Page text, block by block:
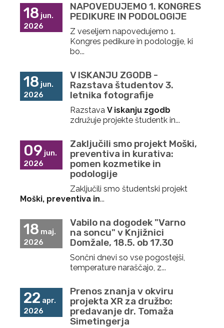
18 jun.
2026
NAPOVEDUJEMO 1. KONGRES
PEDIKURE IN PODOLOGIJE
Z veseljem napovedujemo 1.
Kongres pedikure in podologije, ki
bo...
18 jun.
2026
V ISKANJU ZGODB -
Razstava študentov 3.
letnika fotografije
Razstava V iskanju zgodb
združuje projekte študentk in...
09 jun.
2026
Zaključili smo projekt Moški,
preventiva in kurativa:
pomen kozmetike in
podologije
Zaključili smo študentski projekt
Moški, preventiva in...
18 maj.
2026
Vabilo na dogodek "Varno
na soncu" v Knjižnici
Domžale, 18.5. ob 17.30
Sončni dnevi so vse pogostejši,
temperature naraščajo, z...
22 apr.
2026
Prenos znanja v okviru
projekta XR za družbo:
predavanje dr. Tomaža
Simetingerja